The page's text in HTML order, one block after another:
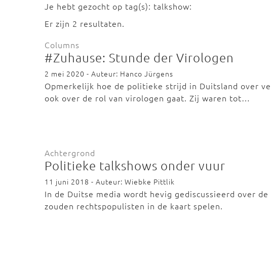
Je hebt gezocht op tag(s): talkshow:
Er zijn 2 resultaten.
Columns
#Zuhause: Stunde der Virologen
2 mei 2020 - Auteur: Hanco Jürgens
Opmerkelijk hoe de politieke strijd in Duitsland over
ook over de rol van virologen gaat. Zij waren tot…
Achtergrond
Politieke talkshows onder vuur
11 juni 2018 - Auteur: Wiebke Pittlik
In de Duitse media wordt hevig gediscussieerd over
zouden rechtspopulisten in de kaart spelen.